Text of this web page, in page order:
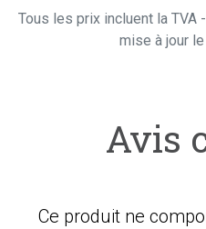
Tous les prix incluent la
mise à jour
Avis
Ce produit ne